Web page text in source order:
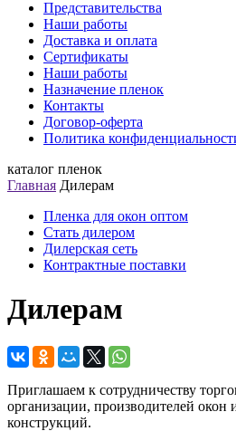
Представительства
Наши работы
Доставка и оплата
Сертификаты
Наши работы
Назначение пленок
Контакты
Договор-оферта
Политика
каталог пленок
Главная Дилерам
Пленка для окон оптом
Стать дилером
Дилерская сеть
Контрактные поставки
Дилерам
Приглашаем к сотрудничеству
организации, производителей окон
конструкций.